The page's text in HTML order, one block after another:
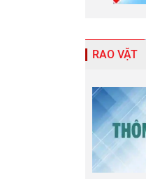
RAO VẶT